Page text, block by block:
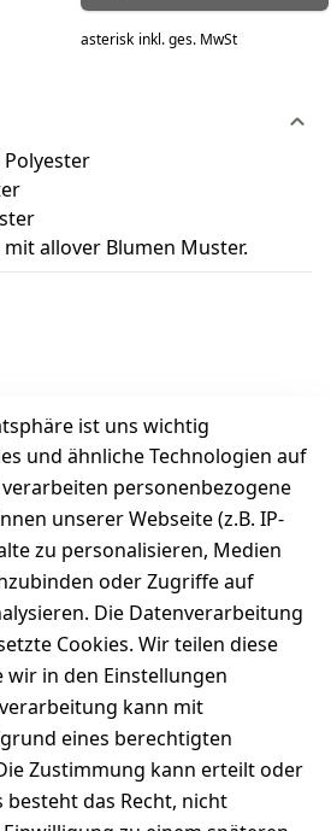
asterisk inkl. ges. MwSt
Polyester
allover Blumen Muster.
Bewertung
0
auf 0 Bewertung(en)
abgeben
( 0 )
( 0 )
( 0 )
( 0 )
( 0 )
ist uns wichtig
und ähnliche Technologien auf
personenbezogene
unserer Webseite (z.B. IP-
zu personalisieren, Medien
oder Zugriffe auf
Die Datenverarbeitung
Cookies. Wir teilen diese
in den Einstellungen
kann mit
eines berechtigten
Zustimmung kann erteilt oder
das Recht, nicht